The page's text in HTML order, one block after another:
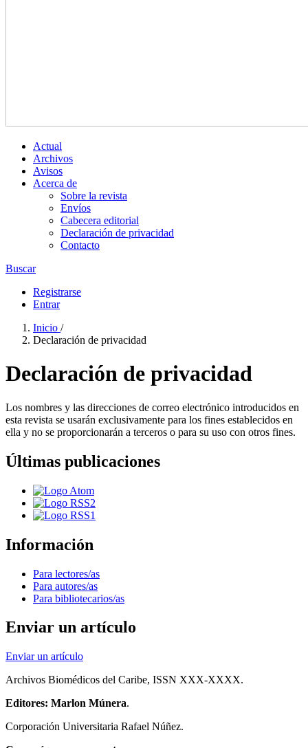
Actual
Archivos
Avisos
Acerca de
Sobre la revista
Envíos
Cabecera editorial
Declaración de privacidad
Contacto
Buscar
Registrarse
Entrar
Inicio /
Declaración de privacidad
Declaración de privacidad
Los nombres y las direcciones de correo electrónico introducidos en
esta revista se usarán exclusivamente para los fines establecidos en
ella y no se proporcionarán a terceros o para su uso con otros fines.
Últimas publicaciones
Información
Para lectores/as
Para autores/as
Para bibliotecarios/as
Enviar un artículo
Enviar un artículo
Archivos Biomédicos del Caribe, ISSN XXX-XXXX.
Editores: Marlon Múnera.
Corporación Universitaria Rafael Núñez.